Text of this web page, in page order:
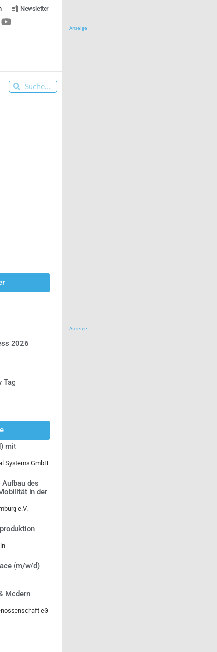
Newsletter
2026
Tag
mit
Systems GmbH
des
in der
e.V.
(m/w/d)
Modern
eG
Anzeige
Anzeige